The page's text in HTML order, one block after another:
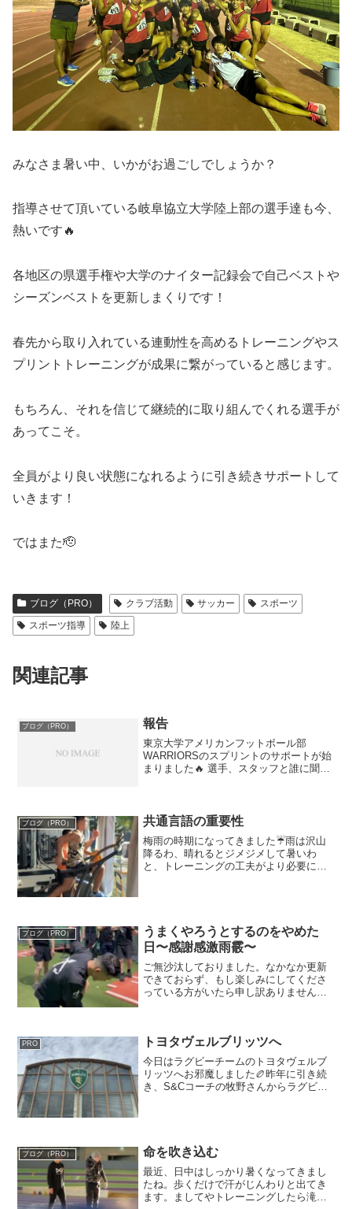
みなさま暑い中、いかがお過ごしでしょうか？
指導させて頂いている岐阜協立大学陸上部の選手達も今、
熱いです🔥
各地区の県選手権や大学のナイター記録会で自己ベストや
シーズンベストを更新しまくりです！
春先から取り入れている連動性を高めるトレーニングやス
プリントトレーニングが成果に繋がっていると感じます。
もちろん、それを信じて継続的に取り組んでくれる選手が
あってこそ。
全員がより良い状態になれるように引き続きサポートして
いきます！
ではまた🫡
ブログ（PRO） クラブ活動 サッカー
スポーツ
スポーツ指導
陸上
関連記事
ブログ（PRO） 報告
東京大学アメリカンフットボール部
WARRIORSのスプリントのサポートが始
まりました🔥 選手、スタッフと誰に聞い
は、選手のポテンシャ...
ブログ（PRO） 共通言語の重要性
梅雨の時期になってきました☔️雨は沢山
降るわ、晴れるとジメジメして暑いわ
と、トレーニングの工夫がより必要にな
ブログ（PRO）
うまくやろうとするのをやめた
日〜感謝感激雨霰〜
ご無沙汰しておりました。なかなか更新
できておらず、もし楽しみにしてくださ
っている方がいたら申し訳ありません🙇‍♂️
た。今回は...
PRO トヨタヴェルブリッツへ
今日はラグビーチームのトヨタヴェルブ
リッツへお邪魔しました🏉昨年に引き続
き、S&Cコーチの牧野さんからラグビー
ブログ（PRO） 命を吹き込む
最近、日中はしっかり暑くなってきまし
たね。歩くだけで汗がじんわりと出てき
ます。ましてやトレーニングしたら滝汗